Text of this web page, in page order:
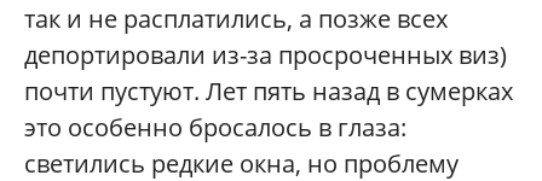
так и не расплатились, а позже всех
депортировали из-за просроченных виз)
почти пустуют. Лет пять назад в сумерках
это особенно бросалось в глаза:
светились редкие окна, но проблему